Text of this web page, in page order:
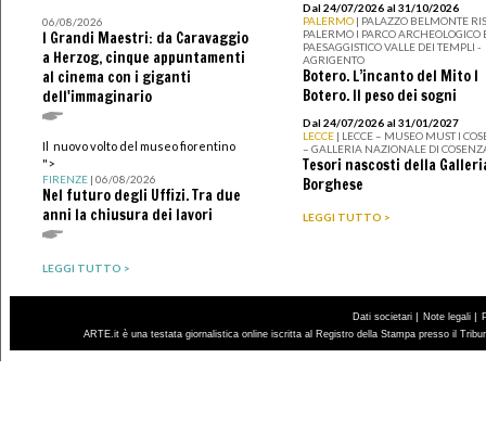
06/08/2026
I Grandi Maestri: da Caravaggio
a Herzog, cinque appuntamenti
al cinema con i giganti
dell'immaginario
Il nuovo volto del museo fiorentino
">
FIRENZE| 06/08/2026
Nel futuro degli Uffizi. Tra due
anni la chiusura dei lavori
LEGGI TUTTO >
Dal 24/07/2026 al 31/10/2026
PALERMO | PALAZZO BELMONTE
PALERMO I PARCO ARCHEOLOGICO
PAESAGGISTICO VALLE DEI TEMPLI -
AGRIGENTO
Botero. L’incanto del Mito I
Botero. Il peso dei sogni
Dal 24/07/2026 al 31/01/2027
LECCE | LECCE – MUSEO MUST I
– GALLERIA NAZIONALE DI
Tesori nascosti della
Borghese
LEGGI TUTTO >
Dati societari | Note legali |
ARTE.it è una testata giornalistica online iscritta al Registro della Stampa presso il